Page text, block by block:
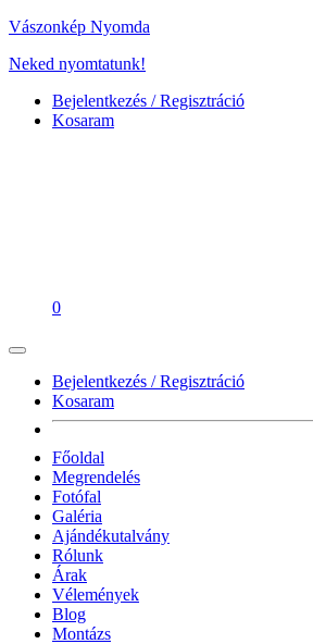
Vászonkép Nyomda
Neked nyomtatunk!
Bejelentkezés / Regisztráció
Kosaram
0
Bejelentkezés / Regisztráció
Kosaram
Főoldal
Megrendelés
Fotófal
Galéria
Ajándékutalvány
Rólunk
Árak
Vélemények
Blog
Montázs